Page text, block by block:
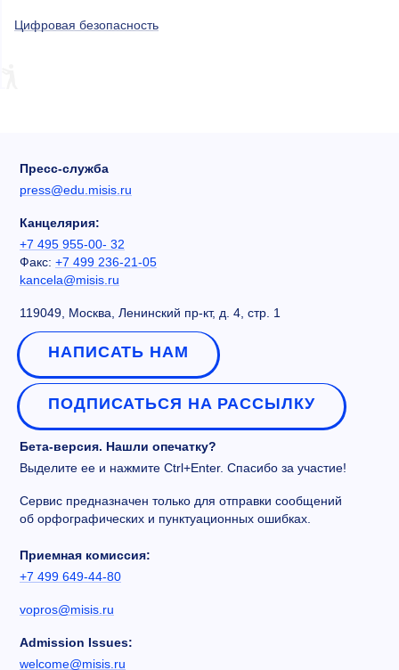
Цифровая безопасность
Пресс-служба
press@edu.misis.ru
Канцелярия:
+7 495 955-00- 32
Факс: +7 499 236-21-05
kancela@misis.ru
119049, Москва, Ленинский пр-кт, д. 4, стр. 1
НАПИСАТЬ НАМ
ПОДПИСАТЬСЯ НА РАССЫЛКУ
Бета-версия. Нашли опечатку?
Выделите ее и нажмите Ctrl+Enter. Спасибо за участие!
Сервис предназначен только для отправки сообщений
об орфографических и пунктуационных ошибках.
Приемная комиссия:
+7 499 649-44-80
vopros@misis.ru
Admission Issues:
welcome@misis.ru